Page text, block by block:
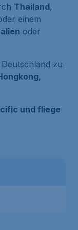
Thailand,
einem
oder
zu
und fliege